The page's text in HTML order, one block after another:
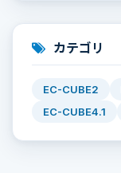
カテゴリ
EC-CUBE2
EC-CUBE4.1